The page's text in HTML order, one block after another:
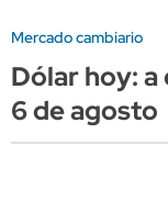
Mercado cambiario
Dólar hoy:
6 de agosto